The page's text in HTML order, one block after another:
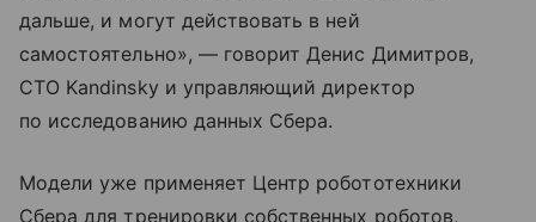
дальше, и могут действовать в ней
самостоятельно», — говорит Денис Димитров,
CTO Kandinsky и управляющий директор
по исследованию данных Сбера.
Модели уже применяет Центр робототехники
Сбера для тренировки собственных роботов,